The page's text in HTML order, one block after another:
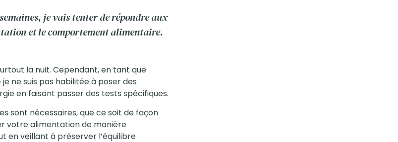
je vais tenter de répondre aux
et le comportement alimentaire.
la nuit. Cependant, en tant que
ne suis pas habilitée à poser des
en faisant passer des tests spécifiques.
sont nécessaires, que ce soit de façon
votre alimentation de manière
en veillant à préserver l’équilibre